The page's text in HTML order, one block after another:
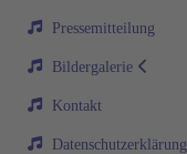
Pressemitteilung
Bildergalerie
Kontakt
Datenschutzerklärung